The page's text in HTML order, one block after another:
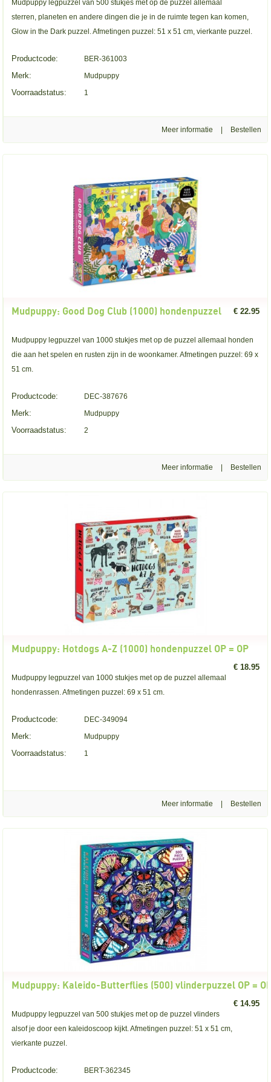
Mudpuppy legpuzzel van 500 stukjes met op de puzzel allemaal
sterren, planeten en andere dingen die je in de ruimte tegen kan komen,
Glow in the Dark puzzel. Afmetingen puzzel: 51 x 51 cm, vierkante puzzel.
Productcode: BER-361003
Merk: Mudpuppy
Voorraadstatus: 1
Meer informatie
Mudpuppy: Good Dog Club (1000) hondenpuzzel € 22.95
Mudpuppy legpuzzel van 1000 stukjes met op de puzzel allemaal honden
die aan het spelen en rusten zijn in de woonkamer. Afmetingen puzzel: 69 x
51 cm.
Productcode: DEC-387676
Merk: Mudpuppy
Voorraadstatus: 2
Meer informatie
Mudpuppy: Hotdogs A-Z (1000) hondenpuzzel OP = OP
€ 18.95
Mudpuppy legpuzzel van 1000 stukjes met op de puzzel allemaal
hondenrassen. Afmetingen puzzel: 69 x 51 cm.
Productcode: DEC-349094
Merk: Mudpuppy
Voorraadstatus: 1
Meer informatie
Mudpuppy: Kaleido-Butterflies (500) vlinderpuzzel OP =
€ 14.95
Mudpuppy legpuzzel van 500 stukjes met op de puzzel vlinders
alsof je door een kaleidoscoop kijkt. Afmetingen puzzel: 51 x 51 cm,
vierkante puzzel.
Productcode: BERT-362345